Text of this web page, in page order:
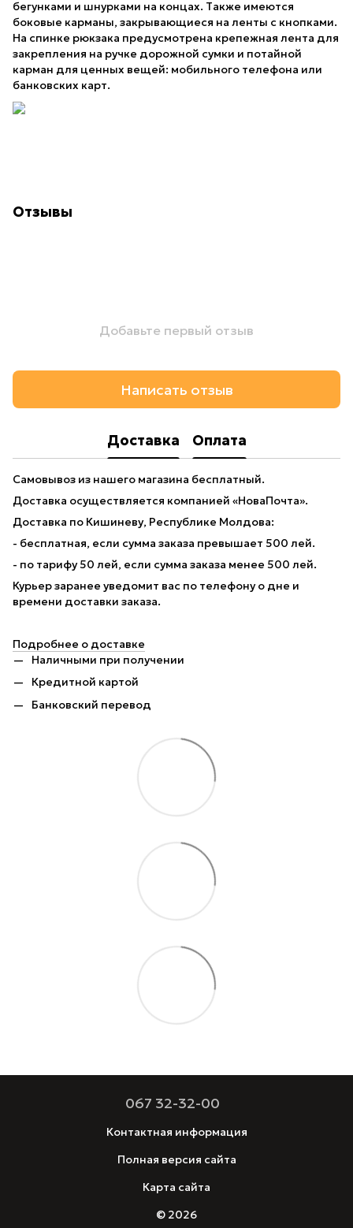
бегунками и шнурками на концах. Tакже имеются
боковые карманы, закрывающиеся на ленты с кнопками.
На спинке рюкзака предусмотрена крепежная лента для
закрепления на ручке дорожной сумки и потайной
карман для ценных вещей: мобильного телефона или
банковских карт.
Отзывы
Добавьте первый отзыв
Написать отзыв
Доставка Оплата
Самовывоз из нашего магазина бесплатный.
Доставка осуществляется компанией «НоваПочта».
Доставка по Кишиневу, Республике Молдова:
- бесплатная, если сумма заказа превышает 500 лей.
- по тарифу 50 лей, если сумма заказа менее 500 лей.
Курьер заранее уведомит вас по телефону о дне и
времени доставки заказа.
Подробнее о доставке
Наличными при получении
Кредитной картой
Банковский перевод
067 32-32-00
Контактная информация
Полная версия сайта
Карта сайта
© 2026